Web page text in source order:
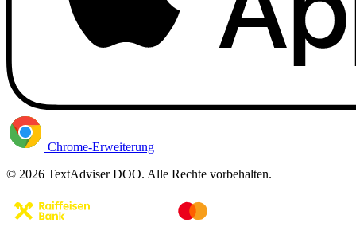
Chrome-Erweiterung
© 2026 TextAdviser DOO. Alle Rechte vorbehalten.